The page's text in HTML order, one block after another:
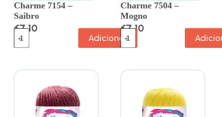
Charme 7154 –
Saibro
€7.10
Adicionar
Charme 7504 –
Mogno
€7.10